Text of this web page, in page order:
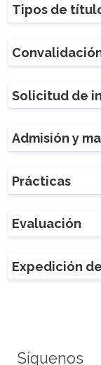
Tipos de
Solicitud de
Admisión y
Prácticas
Evaluación
Expedición
Síguenos